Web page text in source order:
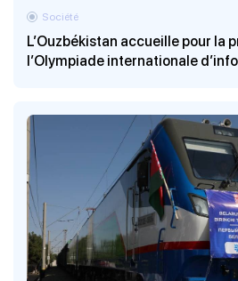
L’Ouzbékistan accueille pour la
l’Olympiade internationale
Société